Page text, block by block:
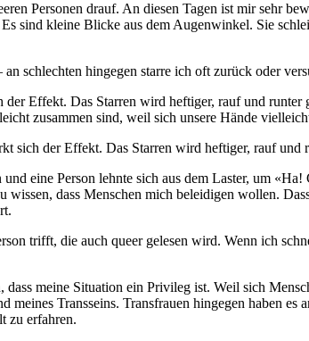
Personen drauf. An diesen Tagen ist mir sehr
sind kleine Blicke aus dem Augenwinkel. Sie
schlechten hingegen starre ich oft zurück oder
Effekt. Das Starren wird heftiger, rauf und
zusammen sind, weil sich unsere Hände
sich der Effekt. Das Starren wird heftiger, rauf und
eine Person lehnte sich aus dem Laster, um
dass Menschen mich beleidigen wollen.
trifft, die auch queer gelesen wird. Wenn ich
meine Situation ein Privileg ist. Weil sich
Transseins. Transfrauen hingegen haben
zu erfahren.